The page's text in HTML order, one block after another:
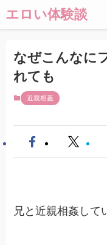
エロい体験談
なぜこんなに
れても
近親相姦
兄と近親相姦して